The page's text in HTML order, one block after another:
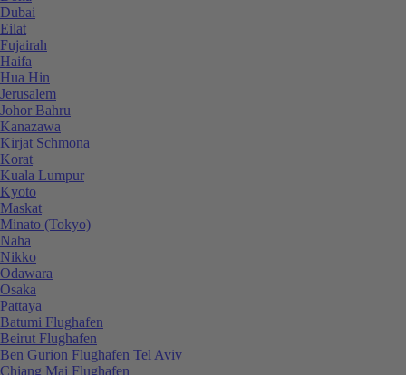
Dubai
Eilat
Fujairah
Haifa
Hua Hin
Jerusalem
Johor Bahru
Kanazawa
Kirjat Schmona
Korat
Kuala Lumpur
Kyoto
Maskat
Minato (Tokyo)
Naha
Nikko
Odawara
Osaka
Pattaya
Batumi Flughafen
Beirut Flughafen
Ben Gurion Flughafen Tel Aviv
Chiang Mai Flughafen